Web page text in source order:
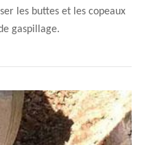
les buttes et les copeaux
gaspillage.